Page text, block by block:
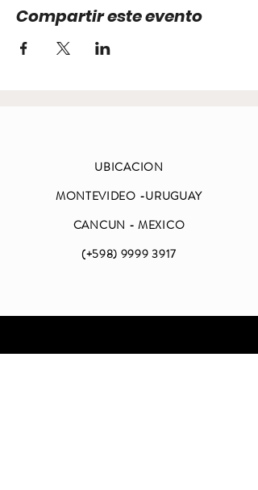
Compartir este evento
UBICACION
MONTEVIDEO -URUGUAY
CANCUN - MEXICO
(+598) 9999 3917